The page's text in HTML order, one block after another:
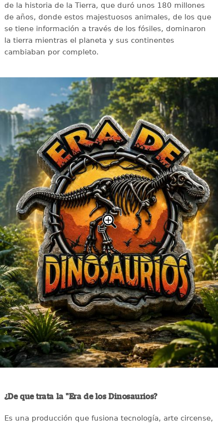
de la historia de la Tierra, que duró unos 180 millones
de años, donde estos majestuosos animales, de los que
se tiene información a través de los fósiles, dominaron
la tierra mientras el planeta y sus continentes
cambiaban por completo.
¿De que trata la "Era de los Dinosaurios?
Es una producción que fusiona tecnología, arte circense,